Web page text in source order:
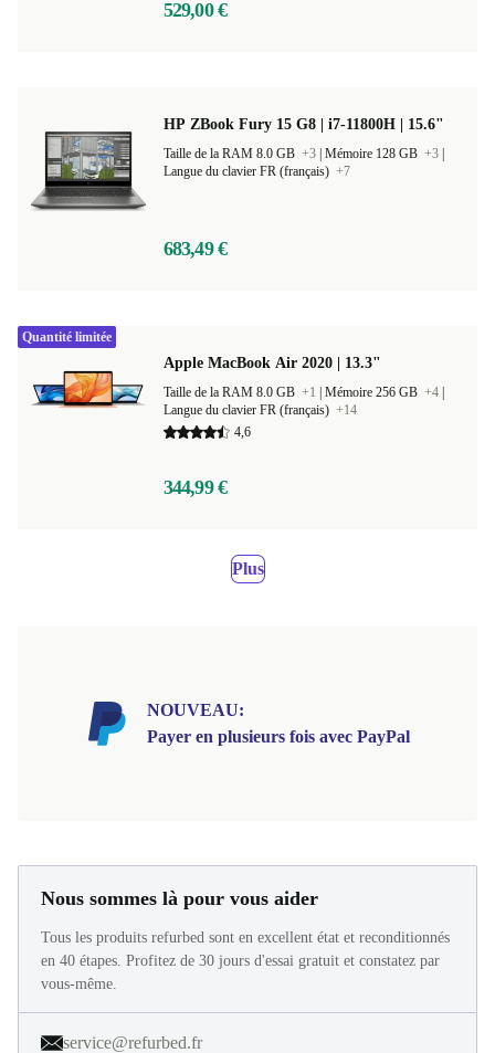
529,00 €
HP ZBook Fury 15 G8 | i7-11800H | 15.6"
Taille de la RAM 8.0 GB +3 Mémoire 128 GB +3
Langue du clavier FR (français) +7
683,49 €
Apple MacBook Air 2020 | 13.3"
Taille de la RAM 8.0 GB +1 Mémoire 256 GB +4
Langue du clavier FR (français) +14
4,6
344,99 €
Quantité limitée
Plus
NOUVEAU:
Payer en plusieurs fois avec PayPal
Nous sommes là pour vous aider
Tous les produits refurbed sont en excellent état et reconditionnés
en 40 étapes. Profitez de 30 jours d'essai gratuit et constatez par
vous-même.
service@refurbed.fr